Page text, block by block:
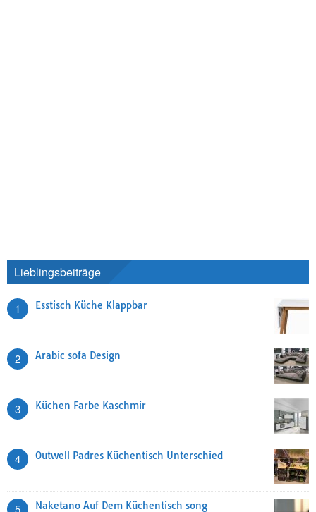
Lieblingsbeiträge
1 Esstisch Küche Klappbar
2 Arabic sofa Design
3 Küchen Farbe Kaschmir
4 Outwell Padres Küchentisch Unterschied
Naketano Auf Dem Küchentisch song